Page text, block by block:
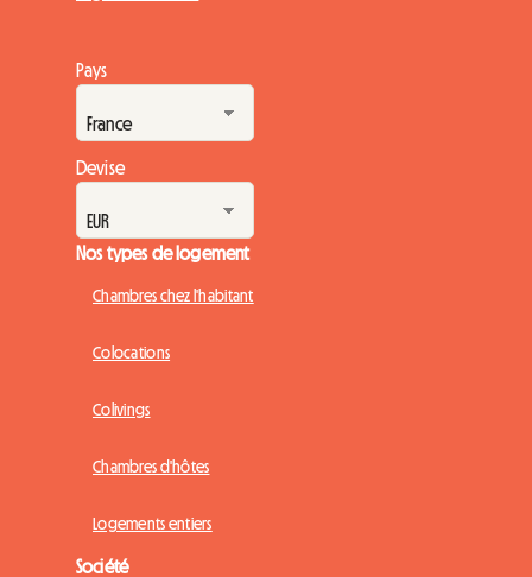
Pays
Devise
Nos types de logement
Chambres chez l'habitant
Colocations
Colivings
Chambres d'hôtes
Logements entiers
Société